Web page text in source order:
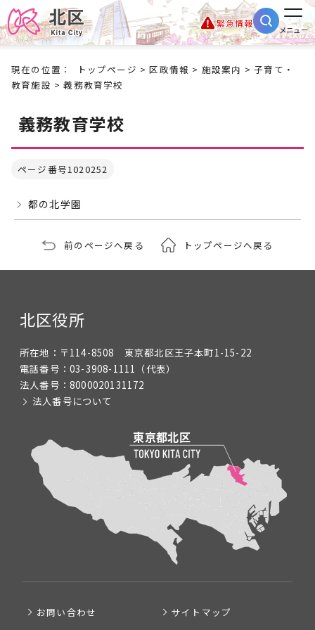
緊急情報
メニュー
現在の位置： トップページ >区政情報 > 施設案内 >子育て・
教育施設 > 義務教育学校
義務教育学校
ページ番号1020252
都の北学園
前のページへ戻る トップページへ戻る
北区役所
所在地： 〒114-8508 東京都北区王子本町1-15-22
電話番号： 03-3908-1111 （代表）
法人番号： 8000020131172
法人番号について
お問い合わせ
サイトマップ